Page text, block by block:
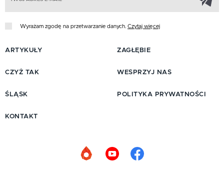
Wyrażam zgodę na przetwarzanie danych. Czytaj więcej
ARTYKUŁY
CZYŻ TAK
ŚLĄSK
ZAGŁĘBIE
WESPRZYJ NAS
POLITYKA PRYWATNOŚCI
KONTAKT